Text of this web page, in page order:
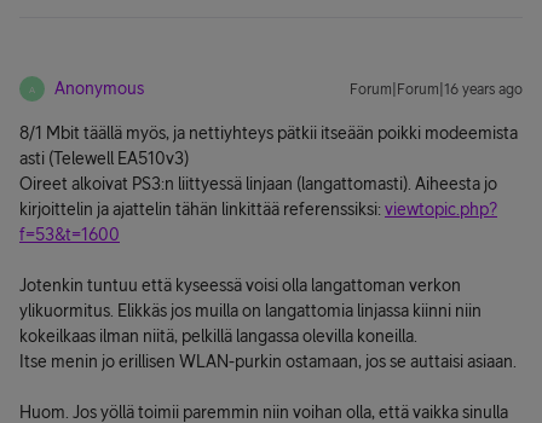
A Anonymous Forum|Forum|16 years ago
8/1 Mbit täällä myös, ja nettiyhteys pätkii itseään poikki modeemista
asti (Telewell EA510v3)
Oireet alkoivat PS3:n liittyessä linjaan (langattomasti). Aiheesta jo
kirjoittelin ja ajattelin tähän linkittää referenssiksi: viewtopic.php?
f=53&t=1600
Jotenkin tuntuu että kyseessä voisi olla langattoman verkon
ylikuormitus. Elikkäs jos muilla on langattomia linjassa kiinni niin
kokeilkaas ilman niitä, pelkillä langassa olevilla koneilla.
Itse menin jo erillisen WLAN-purkin ostamaan, jos se auttaisi asiaan.
Huom. Jos yöllä toimii paremmin niin voihan olla, että vaikka sinulla